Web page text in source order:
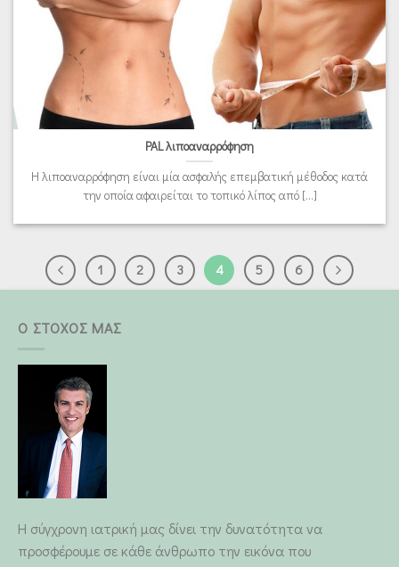
Ο ΣΤΟΧΟΣ ΜΑΣ
Η σύγχρονη ιατρική μας δίνει την δυνατότητα να
προσφέρουμε σε κάθε άνθρωπο την εικόνα που
PAL λιποαναρρόφηση
Η λιποαναρρόφηση είναι μία ασφαλής επεμβατική μέθοδος κατά
την οποία αφαιρείται το τοπικό λίπος από [...]
1 2 3 4 5 6